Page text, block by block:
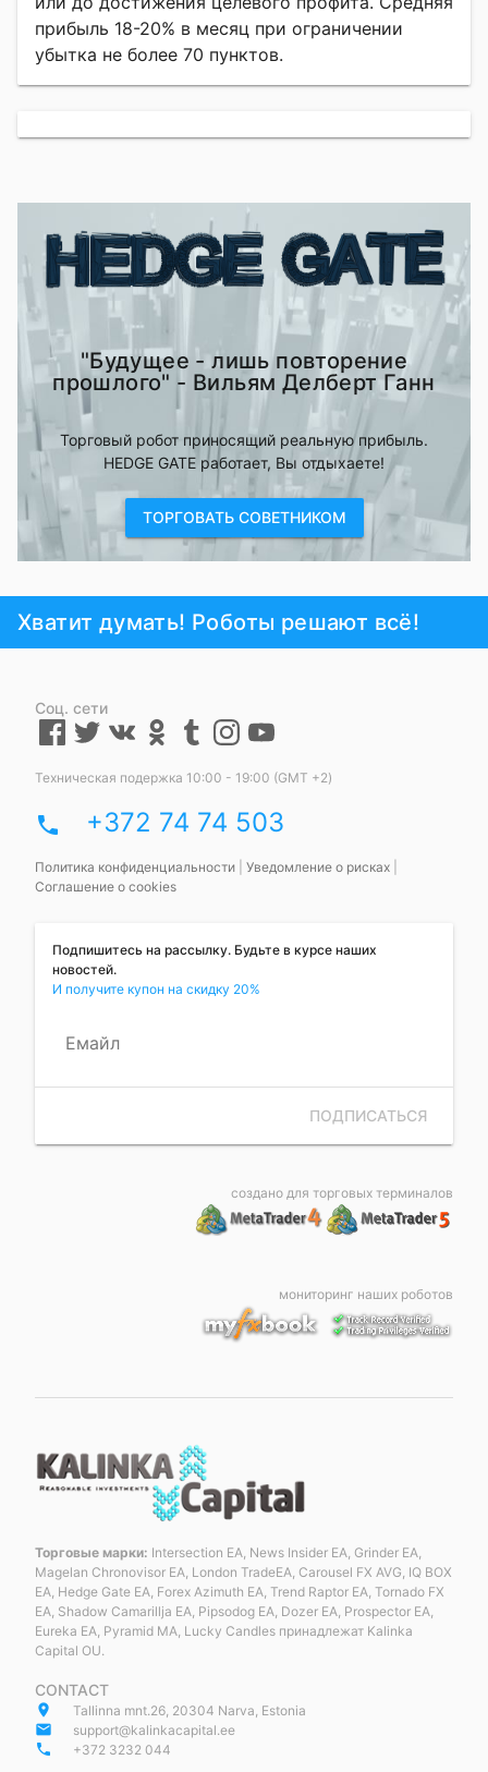
прибыль 18-20% в месяц при ограничении
убытка не более 70 пунктов.
"Будущее - лишь повторение
прошлого" - Вильям Делберт Ганн
Торговый робот приносящий реальную прибыль.
HEDGE GATE работает, Вы отдыхаете!
ТОРГОВАТЬ СОВЕТНИКОМ
Хватит думать! Роботы решают всё!
Соц. сети
Техническая подержка 10:00 - 19:00 (GMT +2)
phone +372 74 74 503
Политика конфиденциальности Уведомление о рисках
Соглашение о cookies
Подпишитесь на рассылку. Будьте в курсе наших
новостей.
И получите купон на скидку 20%
Емайл
ПОДПИСАТЬСЯ
создано для торговых терминалов
мониторинг наших роботов
Торговые марки: Intersection EA, News Insider EA, Grinder EA,
Magelan Chronovisor EA, London TradeEA, Carousel FX AVG, IQ BOX
EA, Hedge Gate EA, Forex Azimuth EA, Trend Raptor EA, Tornado FX
EA, Shadow Camarillja EA, Pipsodog EA, Dozer EA, Prospector EA,
Eureka EA, Pyramid MA, Lucky Candles принадлежат Kalinka
Capital OU.
CONTACT
place Tallinna mnt.26, 20304 Narva, Estonia
email support@kalinkacapital.ee
phone +372 3232 044